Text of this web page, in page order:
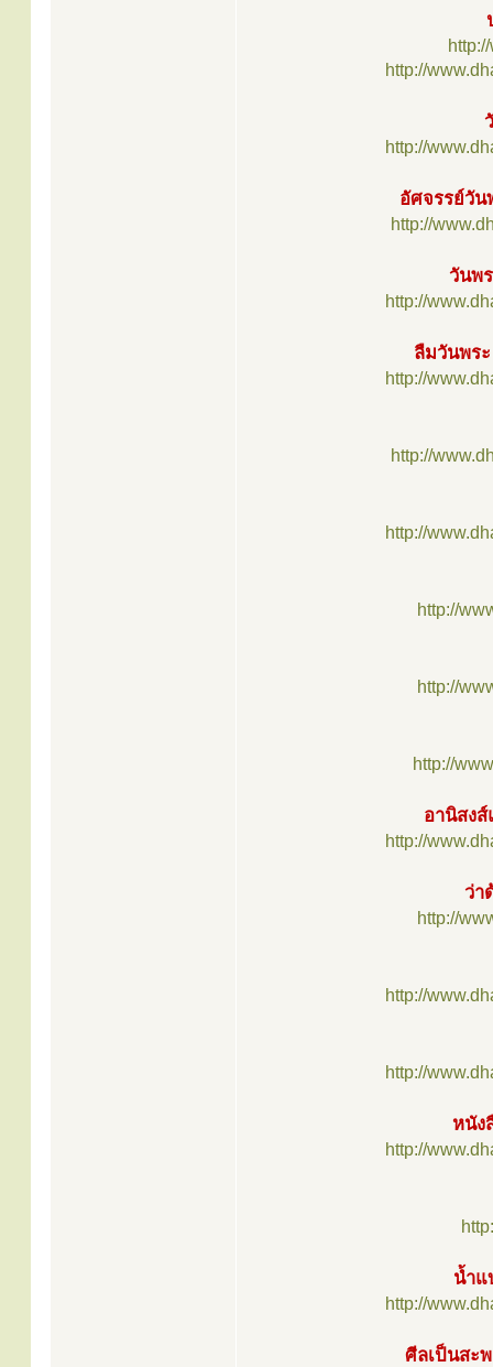
http://
http://
อัศจรรย์วัน
http://
วันพ
http://
ลืมวันพร
http://
http://
http://
http://
http://
http://
อานิสง
http://
ว่า
http://
http://
http://
หนัง
http://
น้ำแ
http://
ศีลเป็นสะ